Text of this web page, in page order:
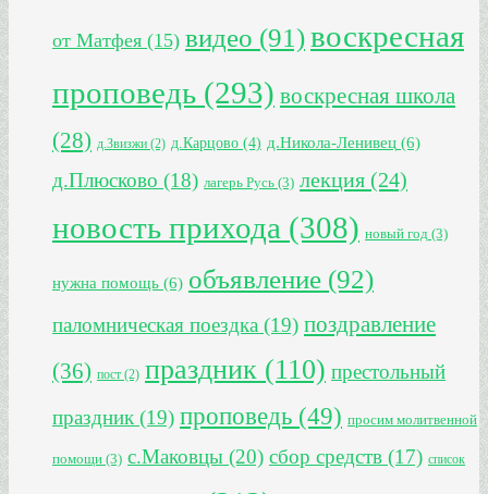
от Матфея (15) видео (91)воскресная
проповедь (293) воскресная школа
(28) д.Звизжи (2) д.Карцово (4) д.Никола-Ленивец (6)
д.Плюсково (18) лагерь Русь (3) лекция (24)
новость прихода (308) новый год (3)
нужна помощь (6) объявление (92)
паломническая поездка (19) поздравление
(36) пост (2) праздник (110) престольный
праздник (19) проповедь (49) просим молитвенной
помощи (3) с.Маковцы (20) сбор средств (17) список